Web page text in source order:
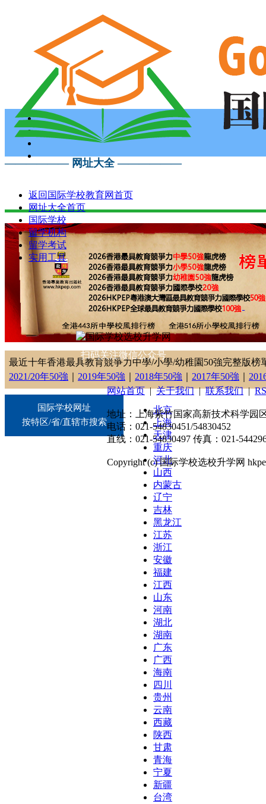
—————— 网址大全 ——————
返回国际学校教育网首页
网址大全首页
国际学校
留学机构
留学考试
实用工具
最近十年香港最具教育競爭力中學/小學/幼稚園50強完整版榜
2021/20年50強
2019年50強 2018年50強 2017年50強
国际学校网址
按特区/省/直辖市搜索
北京
上海
天津
重庆
河北
山西
内蒙古
辽宁
吉林
黑龙江
江苏
浙江
安徽
福建
江西
山东
河南
湖北
湖南
广东
广西
海南
四川
贵州
云南
西藏
陕西
甘肃
青海
宁夏
新疆
台湾
扫码关注微信公众号
网站首页|关于我们|联系我们|
地址：上海紫竹国家高新技术科学园
电话：021-54830451/54830452
直线：021-54830497 传真：021-
Copyright (c) 国际学校选校升学网